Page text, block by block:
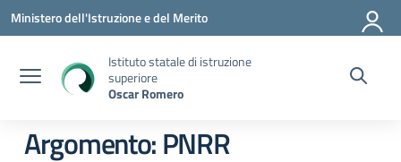
Vai ai contenuti
Vai al menu di navigazione
Vai al footer
Ministero dell'Istruzione e del Merito
Istituto statale di istruzione
superiore
Oscar Romero
Argomento: PNRR